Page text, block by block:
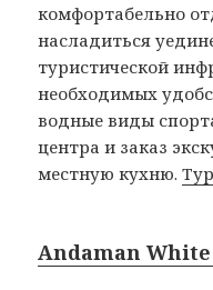
комфортабельно
насладиться
туристической
необходимых
водные виды
центра и заказ
местную кухню.
Andaman White